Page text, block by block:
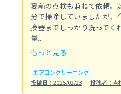
夏前の点検も兼ねて依頼。
分で掃除していましたが、
換器までしっかり洗ってく
量...
もっと見る
エアコンクリーニング
投稿日：2025/02/23
投稿者：吉